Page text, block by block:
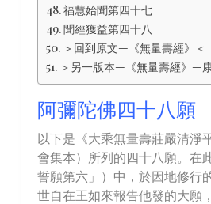
福慧始聞第四十七
聞經獲益第四十八
＞回到原文—《無量壽經》＜
＞另一版本—《無量壽經》—
阿彌陀佛四十八願
以下是《大乘無量壽莊嚴清淨
會集本）所列的四十八願。在
誓願第六」）中，於因地修行
世自在王如來報告他發的大願